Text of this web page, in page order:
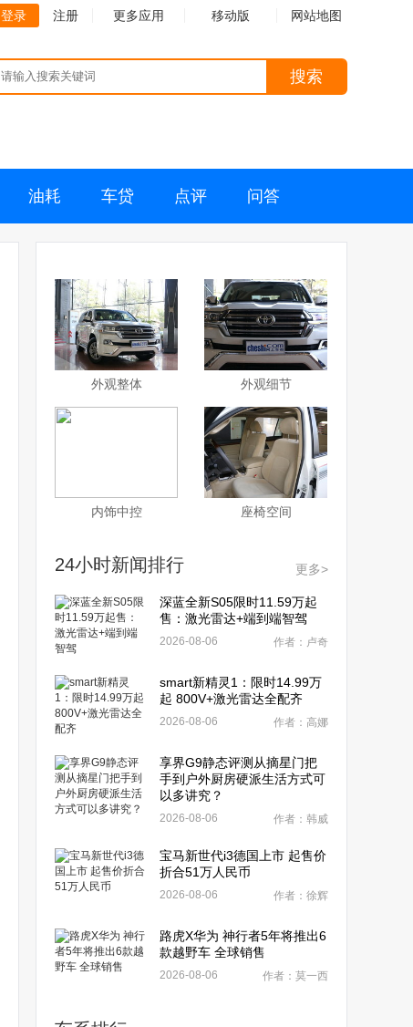
登录 注册 更多应用 移动版 网站地图
搜索
油耗 车贷 点评 问答
外观整体 外观细节
内饰中控 座椅空间
24小时新闻排行 更多>
深蓝全新S05限时11.59万起
售：激光雷达+端到端智驾
2026-08-06 作者：卢奇
smart新精灵1：限时14.99万
起 800V+激光雷达全配齐
2026-08-06 作者：高娜
享界G9静态评测从摘星门把
手到户外厨房硬派生活方式可
以多讲究？
2026-08-06 作者：韩威
宝马新世代i3德国上市 起售价
折合51万人民币
2026-08-06 作者：徐辉
路虎X华为 神行者5年将推出6
款越野车 全球销售
2026-08-06 作者：莫一西